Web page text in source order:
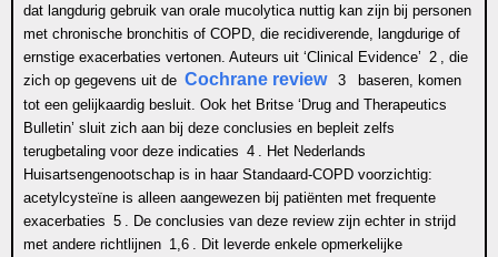
dat langdurig gebruik van orale mucolytica nuttig kan zijn bij personen
met chronische bronchitis of COPD, die recidiverende, langdurige of
ernstige exacerbaties vertonen. Auteurs uit ‘Clinical Evidence’ 2
, die
zich op gegevens uit de Cochrane review 3
baseren, komen
tot een gelijkaardig besluit. Ook het Britse ‘Drug and Therapeutics
Bulletin’ sluit zich aan bij deze conclusies en bepleit zelfs
terugbetaling voor deze indicaties 4
. Het Nederlands
Huisartsengenootschap is in haar Standaard-COPD voorzichtig:
acetylcysteïne is alleen aangewezen bij patiënten met frequente
exacerbaties 5
. De conclusies van deze review zijn echter in strijd
met andere richtlijnen 1,6
. Dit leverde enkele opmerkelijke